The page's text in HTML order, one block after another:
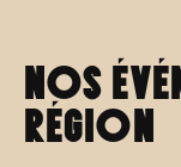
Nos
région